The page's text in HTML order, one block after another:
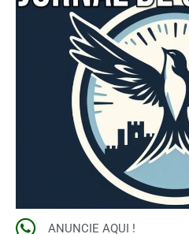
ANUNCIE AQUI !